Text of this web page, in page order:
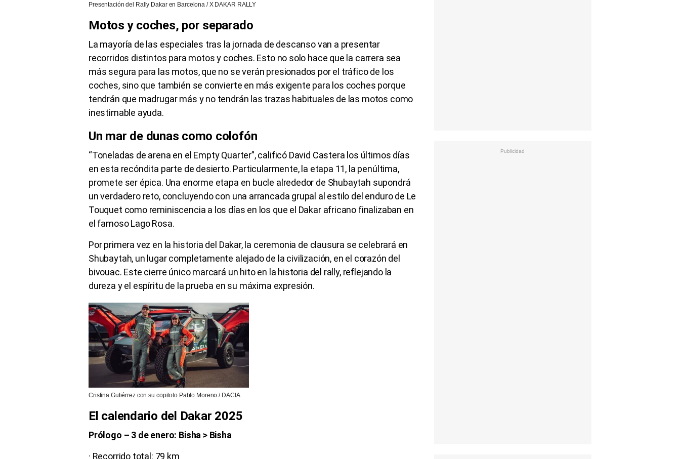
Presentación del Rally Dakar en Barcelona / X DAKAR RALLY
Motos y coches, por separado
La mayoría de las especiales tras la jornada de descanso van a presentar
recorridos distintos para motos y coches. Esto no solo hace que la carrera sea
más segura para las motos, que no se verán presionados por el tráfico de los
coches, sino que también se convierte en más exigente para los coches porque
tendrán que madrugar más y no tendrán las trazas habituales de las motos como
inestimable ayuda.
Un mar de dunas como colofón
“Toneladas de arena en el Empty Quarter”, calificó David Castera los últimos días
en esta recóndita parte de desierto. Particularmente, la etapa 11, la penúltima,
promete ser épica. Una enorme etapa en bucle alrededor de Shubaytah supondrá
un verdadero reto, concluyendo con una arrancada grupal al estilo del enduro de Le
Touquet como reminiscencia a los días en los que el Dakar africano finalizaban en
el famoso Lago Rosa.
Por primera vez en la historia del Dakar, la ceremonia de clausura se celebrará en
Shubaytah, un lugar completamente alejado de la civilización, en el corazón del
bivouac. Este cierre único marcará un hito en la historia del rally, reflejando la
dureza y el espíritu de la prueba en su máxima expresión.
Cristina Gutiérrez con su copiloto Pablo Moreno / DACIA
El calendario del Dakar 2025
Prólogo – 3 de enero: Bisha > Bisha
· Recorrido total: 79 km